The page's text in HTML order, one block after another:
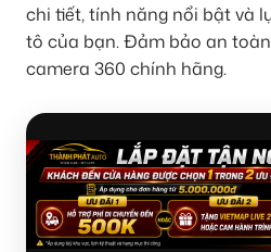
chi tiết, tính năng nổi bật và
tô của bạn. Đảm bảo an
camera 360 chính hãng.